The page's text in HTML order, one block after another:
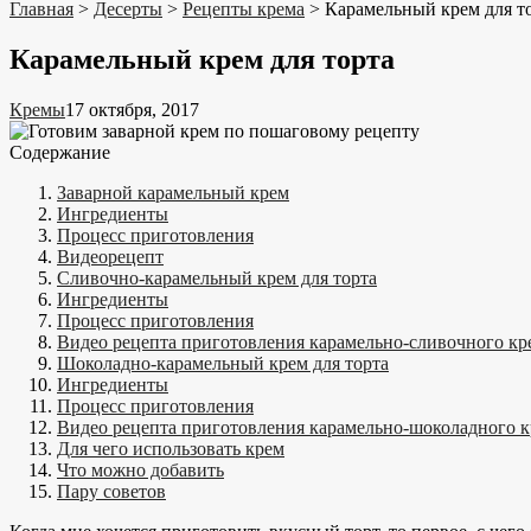
Главная > Десерты > Рецепты крема > Карамельный крем для
Карамельный крем для торта
Кремы17 октября, 2017
Содержание
Заварной карамельный крем
Ингредиенты
Процесс приготовления
Видеорецепт
Сливочно-карамельный крем для торта
Ингредиенты
Процесс приготовления
Видео рецепта приготовления карамельно-сливочного
Шоколадно-карамельный крем для торта
Ингредиенты
Процесс приготовления
Видео рецепта приготовления карамельно-шоколадного
Для чего использовать крем
Что можно добавить
Пару советов